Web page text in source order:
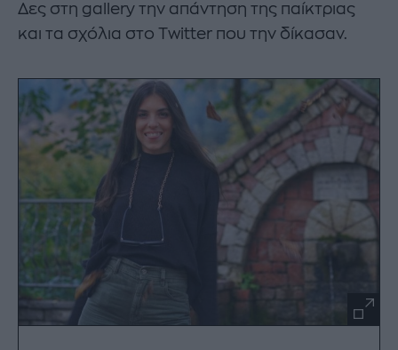
Δες στη gallery την απάντηση της παίκτριας
και τα σχόλια στο Twitter που την δίκασαν.